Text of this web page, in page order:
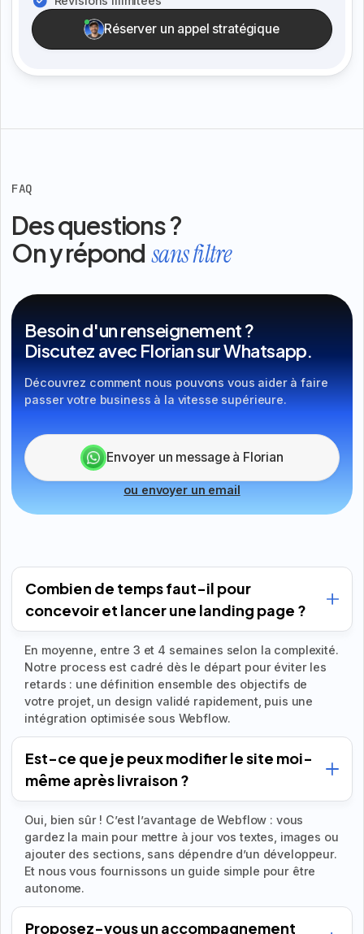
Réserver un appel stratégique
FAQ
Des questions ?
On y répondsans filtre
Besoin d'un renseignement ?
Discutez avec Florian sur Whatsapp.
Découvrez comment nous pouvons vous aider à faire
passer votre business à la vitesse supérieure.
Envoyer un message à Florian
ou envoyer un email
Combien de temps faut-il pour
concevoir et lancer une landing page ?
En moyenne, entre 3 et 4 semaines selon la complexité.
Notre process est cadré dès le départ pour éviter les
retards : une définition ensemble des objectifs de
votre projet, un design validé rapidement, puis une
intégration optimisée sous Webflow.
Est-ce que je peux modifier le site moi-
même après livraison ?
Oui, bien sûr ! C’est l’avantage de Webflow : vous
gardez la main pour mettre à jour vos textes, images ou
ajouter des sections, sans dépendre d’un développeur.
Et nous vous fournissons un guide simple pour être
autonome.
Proposez-vous un accompagnement